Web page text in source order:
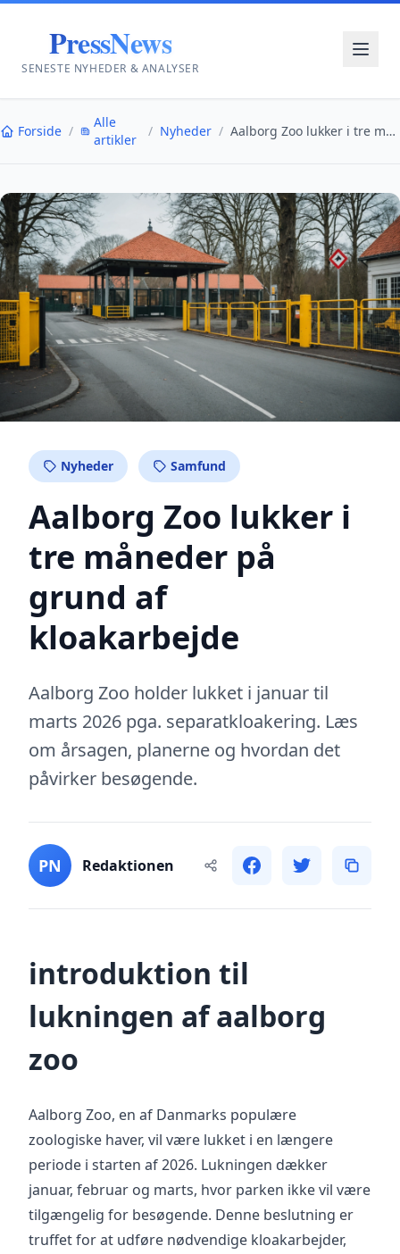
PressNews
SENESTE NYHEDER & ANALYSER
Forside /
Alle
artikler
/ Nyheder / Aalborg Zoo lukker i tre måneder på grund af kloak...
Nyheder Samfund
Aalborg Zoo lukker i
tre måneder på
grund af
kloakarbejde
Aalborg Zoo holder lukket i januar til
marts 2026 pga. separatkloakering. Læs
om årsagen, planerne og hvordan det
påvirker besøgende.
PN Redaktionen
introduktion til
lukningen af aalborg
zoo
Aalborg Zoo, en af Danmarks populære
zoologiske haver, vil være lukket i en længere
periode i starten af 2026. Lukningen dækker
januar, februar og marts, hvor parken ikke vil være
tilgængelig for besøgende. Denne beslutning er
truffet for at udføre nødvendige kloakarbejder,